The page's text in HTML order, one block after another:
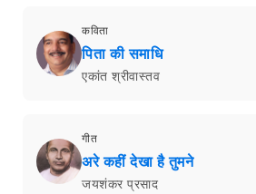
कविता
पिता की समाधि
एकांत श्रीवास्तव
गीत
अरे कहीं देखा है तुमने
जयशंकर प्रसाद